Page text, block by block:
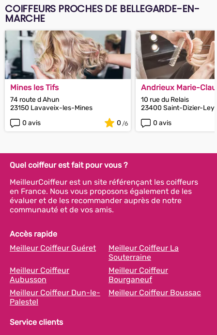
COIFFEURS PROCHES DE BELLEGARDE-EN-
MARCHE
Mines les Tifs
74 route d Ahun
23150 Lavaveix-les-Mines
0 avis
0
Andrieux Marie-
10 rue du Relais
23400 Saint-Dizier-
0 avis
Quel coiffeur est fait pour vous ?
MeilleurCoiffeur est un site référençant les coiffeurs
en France. Nous vous proposons également de les
évaluer et de les recommander auprès de notre
communauté et de vos amis.
Accès rapide
Meilleur Coiffeur Guéret
Meilleur Coiffeur La
Souterraine
Meilleur Coiffeur
Aubusson
Meilleur Coiffeur
Bourganeuf
Meilleur Coiffeur Dun-le-
Palestel
Meilleur Coiffeur Boussac
Service clients